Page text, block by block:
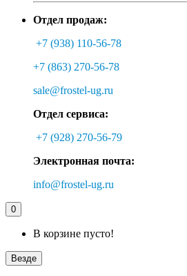
Отдел продаж:
+7 (938) 110-56-78
+7 (863) 270-56-78
sale@frostel-ug.ru
Отдел сервиса:
+7 (928) 270-56-79
Электронная почта:
info@frostel-ug.ru
0
В корзине пусто!
Везде